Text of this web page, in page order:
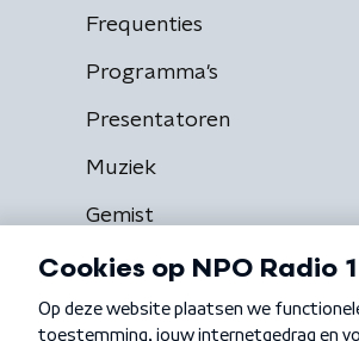
Frequenties
Programma's
Presentatoren
Muziek
Gemist